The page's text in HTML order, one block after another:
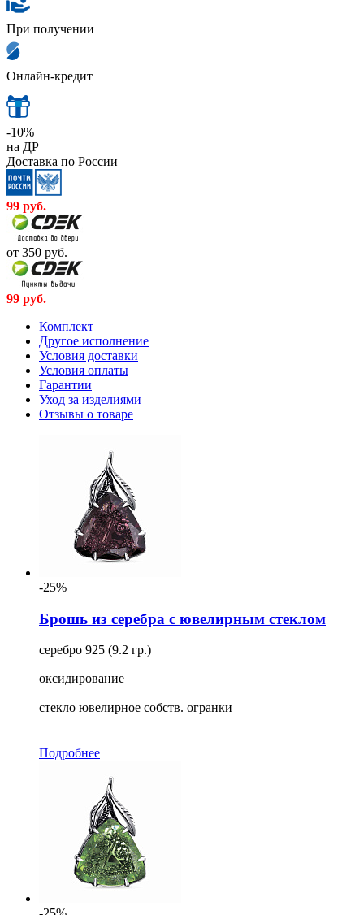
При получении
Онлайн-кредит
-10%
на ДР
Доставка по России
99 руб.
от 350 руб.
99 руб.
Комплект
Другое исполнение
Условия доставки
Условия оплаты
Гарантии
Уход за изделиями
Отзывы о товаре
-25%
Брошь из серебра с ювелирным стеклом
серебро 925 (9.2 гр.)
оксидирование
стекло ювелирное собств. огранки
Подробнее